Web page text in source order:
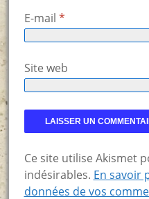
E-mail *
Site web
Ce site utilise Akismet
indésirables. En savoir
données de vos